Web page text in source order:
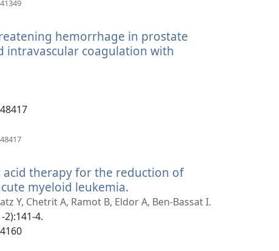
окне)
hemorrhage in prostate
intravascular coagulation with
окне)therapy for the reduction of
myeloid leukemia.
в
Y, Chetrit A, Ramot B, Eldor A, Ben-Bassat I.
2):141-4.